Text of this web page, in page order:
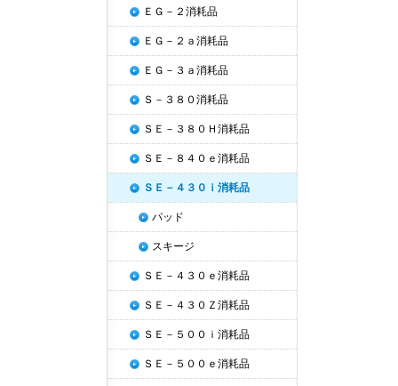
ＥＧ－２消耗品
ＥＧ－２ａ消耗品
ＥＧ－３ａ消耗品
Ｓ－３８０消耗品
ＳＥ－３８０Ｈ消耗品
ＳＥ－８４０ｅ消耗品
ＳＥ－４３０ｉ消耗品
パッド
スキージ
ＳＥ－４３０ｅ消耗品
ＳＥ－４３０Ｚ消耗品
ＳＥ－５００ｉ消耗品
ＳＥ－５００ｅ消耗品